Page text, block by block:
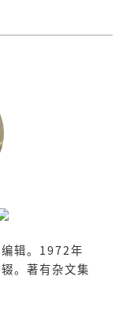
辑。1972年
。著有杂文集